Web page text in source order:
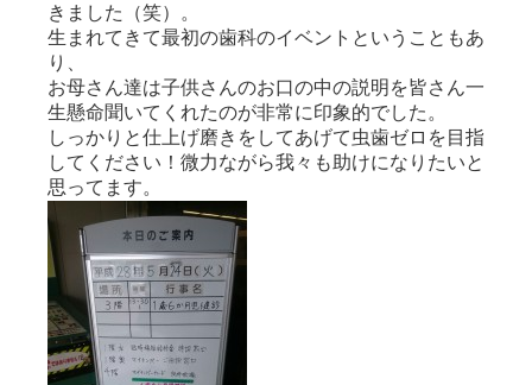
きました（笑）。
生まれてきて最初の歯科のイベントということもあ
り、
お母さん達は子供さんのお口の中の説明を皆さん一
生懸命聞いてくれたのが非常に印象的でした。
しっかりと仕上げ磨きをしてあげて虫歯ゼロを目指
してください！微力ながら我々も助けになりたいと
思ってます。